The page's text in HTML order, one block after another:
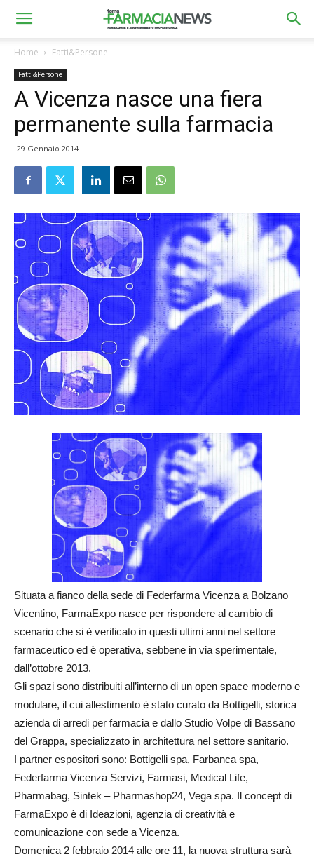
Home Fatti&Persone
Fatti&Persone
A Vicenza nasce una fiera
permanente sulla farmacia
29 Gennaio 2014
Situata a fianco della sede di Federfarma Vicenza a Bolzano
Vicentino, FarmaExpo nasce per rispondere al cambio di
scenario che si è verificato in questi ultimi anni nel settore
farmaceutico ed è operativa, sebbene in via sperimentale,
dall’ottobre 2013.
Gli spazi sono distribuiti all’interno di un open space moderno e
modulare, il cui allestimento è stato curato da Bottigelli, storica
azienda di arredi per farmacia e dallo Studio Volpe di Bassano
del Grappa, specializzato in architettura nel settore sanitario.
I partner espositori sono: Bottigelli spa, Farbanca spa,
Federfarma Vicenza Servizi, Farmasi, Medical Life,
Pharmabag, Sintek – Pharmashop24, Vega spa. Il concept di
FarmaExpo è di Ideazioni, agenzia di creatività e
comunicazione con sede a Vicenza.
Domenica 2 febbraio 2014 alle ore 11, la nuova struttura sarà